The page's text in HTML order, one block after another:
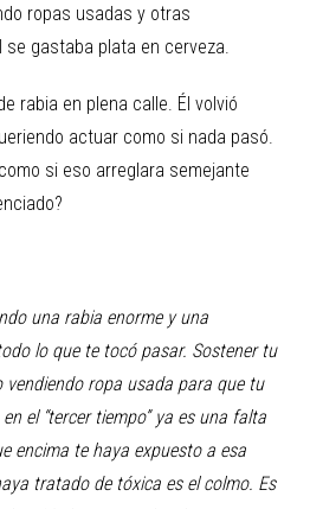
ropas usadas y otras
gastaba plata en cerveza.
rabia en plena calle. Él volvió
actuar como si nada pasó.
si eso arreglara semejante
una rabia enorme y una
lo que te tocó pasar. Sostener tu
ropa usada para que tu
el “tercer tiempo” ya es una falta
encima te haya expuesto a esa
tratado de tóxica es el colmo. Es